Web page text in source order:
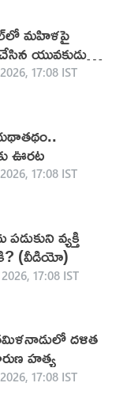
మహిళపై
యువకుడు
17:08 IST
ఊరట
17:08 IST
వ్యక్తి
(వీడియో)
17:08 IST
దళిత
హత్య
17:08 IST